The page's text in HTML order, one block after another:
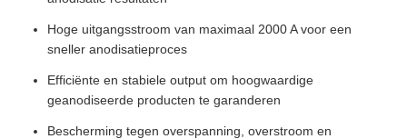
Hoge uitgangsstroom van maximaal 2000 A voor een
sneller anodisatieproces
Efficiënte en stabiele output om hoogwaardige
geanodiseerde producten te garanderen
Bescherming tegen overspanning, overstroom en